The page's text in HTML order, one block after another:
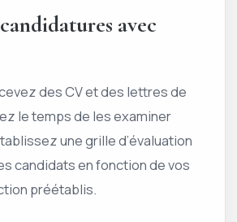
avec
des CV et des lettres de
le temps de les examiner
une grille d’évaluation
candidats en fonction de vos
préétablis.